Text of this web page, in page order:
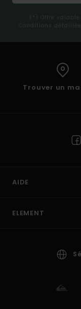
(*) Offre
Conditions
Trouver un
AIDE
ELEMENT